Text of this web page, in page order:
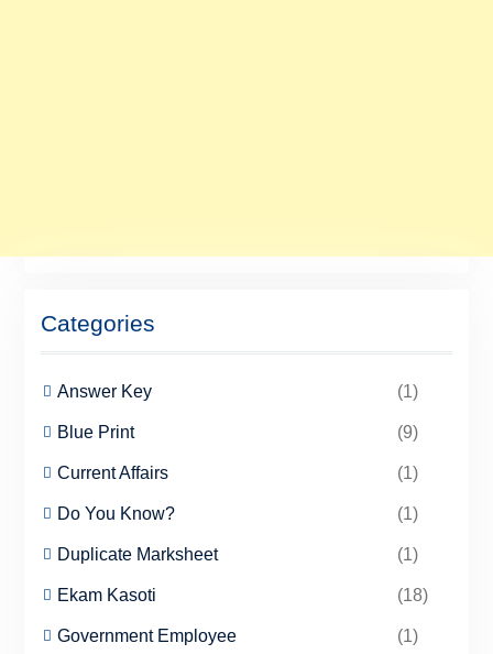
Categories
Answer Key (1)
Blue Print (9)
Current Affairs (1)
Do You Know? (1)
Duplicate Marksheet (1)
Ekam Kasoti (18)
Government Employee (1)